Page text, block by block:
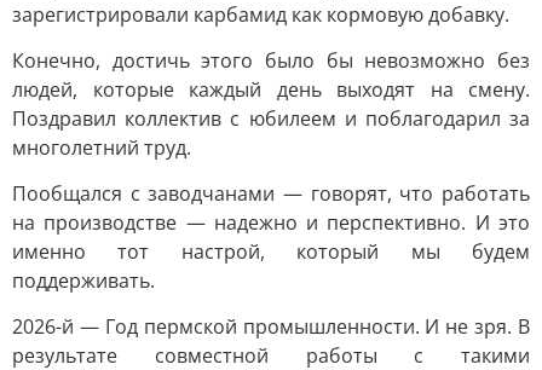
зарегистрировали карбамид как кормовую добавку.
Конечно, достичь этого было бы невозможно без
людей, которые каждый день выходят на смену.
Поздравил коллектив с юбилеем и поблагодарил за
многолетний труд.
Пообщался с заводчанами — говорят, что работать
на производстве — надежно и перспективно. И это
именно тот настрой, который мы будем
поддерживать.
2026-й — Год пермской промышленности. И не зря. В
результате совместной работы с такими